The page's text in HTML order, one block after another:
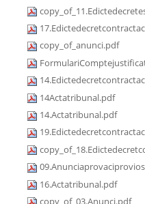
copy_of_anunci.pdf
14Actatribunal.pdf
14.Actatribunal.pdf
16.Actatribunal.pdf
copy_of_03.Anunci.pdf